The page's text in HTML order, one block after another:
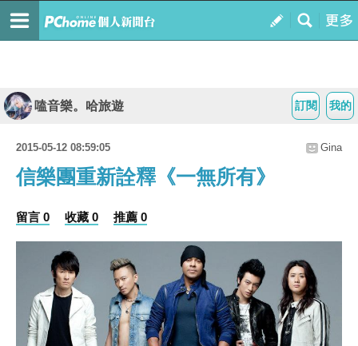
我的
訂閱
嗑音樂。哈旅遊
2015-05-12 08:59:05 Gina
信樂團重新詮釋《一無所有》
留言 0 收藏 0 推薦 0